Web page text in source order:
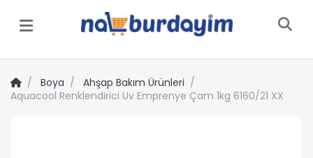
Menü
Boya
Ahşap Bakım Ürünleri
Aquacool Renklendirici Uv Emprenye Çam 1kg 6160/21 XX